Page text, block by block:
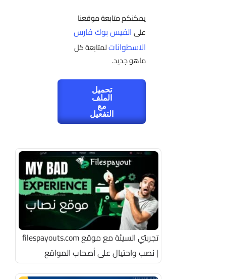
يمكنكم متابعة موقعنا
علىالفيس بوك فارس
الاسطواناتلمتابعة كل
ماهو جديد.
تحميل
الملف
مع
التفعيل
تجربتي السيئة مع موقع filespayouts.com
| نصب واحتيال على أصحاب المواقع